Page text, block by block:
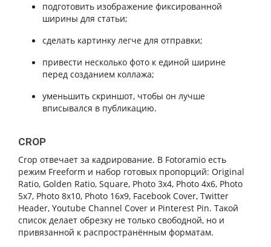
подготовить изображение фиксированной
ширины для статьи;
сделать картинку легче для отправки;
привести несколько фото к единой ширине
перед созданием коллажа;
уменьшить скриншот, чтобы он лучше
вписывался в публикацию.
CROP
Crop отвечает за кадрирование. В Fotoramio есть
режим Freeform и набор готовых пропорций: Original
Ratio, Golden Ratio, Square, Photo 3x4, Photo 4x6, Photo
5x7, Photo 8x10, Photo 16x9, Facebook Cover, Twitter
Header, Youtube Channel Cover и Pinterest Pin. Такой
список делает обрезку не только свободной, но и
привязанной к распространённым форматам.